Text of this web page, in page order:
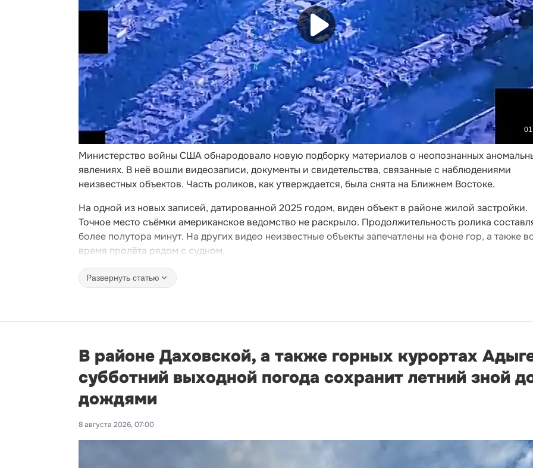
Министерство войны США обнародовало новую подборку материалов о неопознанных
явлениях. В неё вошли видеозаписи, документы и свидетельства, связанные с наблюдениями
неизвестных объектов. Часть роликов, как утверждается, была снята на Ближнем Востоке.
На одной из новых записей, датированной 2025 годом, виден объект в районе жилой застройки.
Точное место съёмки американское ведомство не раскрыло. Продолжительность ролика
более полутора минут. На других видео неизвестные объекты запечатлены на фоне гор, а также
время пролёта рядом с судном.
Развернуть статью
В районе Даховской, а также горных курортах
субботний выходной погода сохранит летний зной
дождями
8 августа 2026, 07:00